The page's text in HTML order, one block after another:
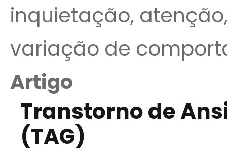
inquietação,
variação de
Artigo
Transtorno de
(TAG)